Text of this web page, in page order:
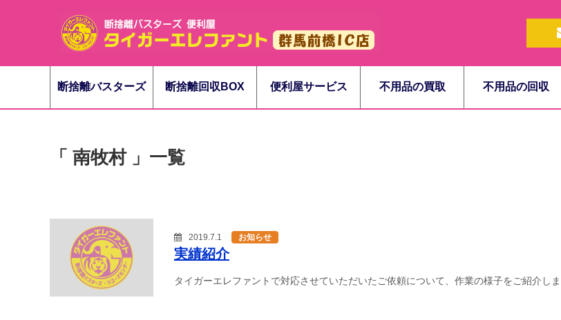
断捨離バスターズ 断捨離回収BOX 便利屋サービス 不用品の買取 不用品の回収
「 南牧村 」一覧
2019.7.1 お知らせ
実績紹介
タイガーエレファントで対応させていただいたご依頼について、作業の様子をご紹介しま